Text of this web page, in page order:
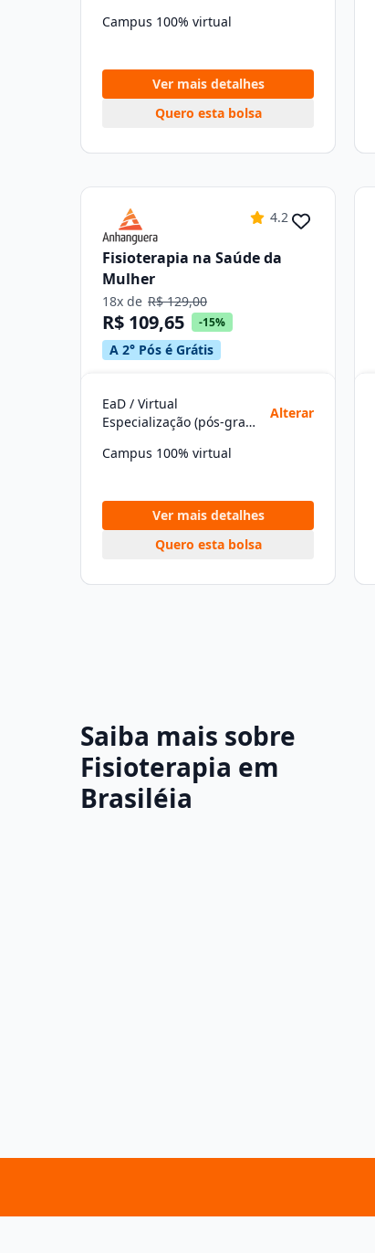
Campus 100% virtual
Ver mais detalhes
Quero esta bolsa
4.2
Fisioterapia na Saúde da
Mulher
18x de R$ 129,00
R$ 109,65 -15%
A 2° Pós é Grátis
EaD / Virtual
Especialização (pós-graduação)
Alterar
Campus 100% virtual
Ver mais detalhes
Quero esta bolsa
Saiba mais sobre
Fisioterapia em
Brasiléia